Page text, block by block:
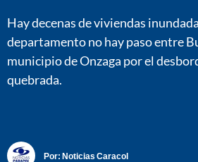
Hay decenas de viviendas
departamento no hay paso entre
municipio de Onzaga por el
quebrada.
Por: Noticias Caracol